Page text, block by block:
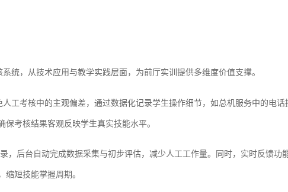
统，从技术应用与教学实践层面，为前厅实训提供多维度价值支撑。
工考核中的主观偏差，通过数据化记录学生操作细节，如总机服务中的电话
考核结果客观反映学生真实技能水平。
，后台自动完成数据采集与初步评估，减少人工工作量。同时，实时反馈功
短技能掌握周期。